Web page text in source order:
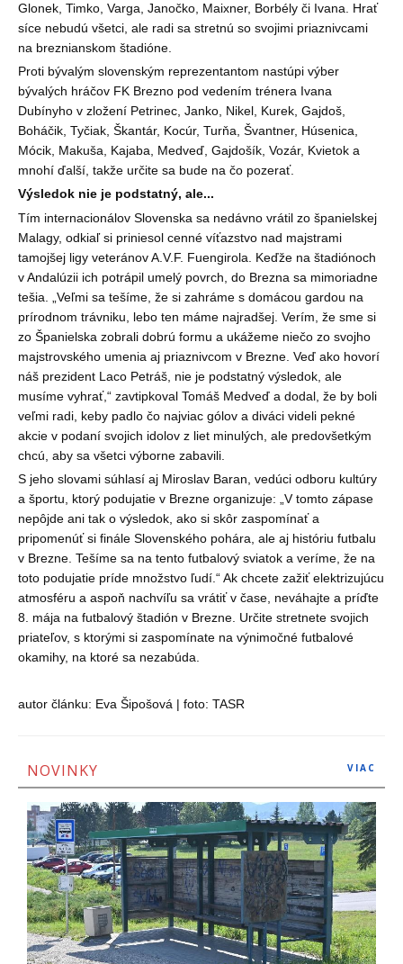
Glonek, Timko, Varga, Janočko, Maixner, Borbély či Ivana. Hrať
síce nebudú všetci, ale radi sa stretnú so svojimi priaznivcami
na breznianskom štadióne.
Proti bývalým slovenským reprezentantom nastúpi výber
bývalých hráčov FK Brezno pod vedením trénera Ivana
Dubínyho v zložení Petrinec, Janko, Nikel, Kurek, Gajdoš,
Boháčik, Tyčiak, Škantár, Kocúr, Turňa, Švantner, Húsenica,
Mócik, Makuša, Kajaba, Medveď, Gajdošík, Vozár, Kvietok a
mnohí ďalší, takže určite sa bude na čo pozerať.
Výsledok nie je podstatný, ale...
Tím internacionálov Slovenska sa nedávno vrátil zo španielskej
Malagy, odkiaľ si priniesol cenné víťazstvo nad majstrami
tamojšej ligy veteránov A.V.F. Fuengirola. Keďže na štadiónoch
v Andalúzii ich potrápil umelý povrch, do Brezna sa mimoriadne
tešia. „Veľmi sa tešíme, že si zahráme s domácou gardou na
prírodnom trávniku, lebo ten máme najradšej. Verím, že sme si
zo Španielska zobrali dobrú formu a ukážeme niečo zo svojho
majstrovského umenia aj priaznivcom v Brezne. Veď ako hovorí
náš prezident Laco Petráš, nie je podstatný výsledok, ale
musíme vyhrať,“ zavtipkoval Tomáš Medveď a dodal, že by boli
veľmi radi, keby padlo čo najviac gólov a diváci videli pekné
akcie v podaní svojich idolov z liet minulých, ale predovšetkým
chcú, aby sa všetci výborne zabavili.
S jeho slovami súhlasí aj Miroslav Baran, vedúci odboru kultúry
a športu, ktorý podujatie v Brezne organizuje: „V tomto zápase
nepôjde ani tak o výsledok, ako si skôr zaspomínať a
pripomenúť si finále Slovenského pohára, ale aj históriu futbalu
v Brezne. Tešíme sa na tento futbalový sviatok a veríme, že na
toto podujatie príde množstvo ľudí.“ Ak chcete zažiť elektrizujúcu
atmosféru a aspoň nachvíľu sa vrátiť v čase, neváhajte a príďte
8. mája na futbalový štadión v Brezne. Určite stretnete svojich
priateľov, s ktorými si zaspomínate na výnimočné futbalové
okamihy, na ktoré sa nezabúda.
autor článku: Eva Šipošová | foto: TASR
NOVINKY VIAC